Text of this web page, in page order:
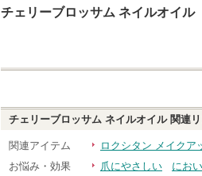
チェリーブロッサム ネイルオイル
チェリーブロッサム ネイルオイル関連リ
関連アイテム ロクシタン メイクア
お悩み・効果
爪にやさしい にお